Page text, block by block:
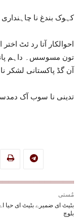
کہوک بندغ نا چاہنداری
احوالکار آتا رد ئٹ
تون مسوسس۔ داہم
آن گڈ پاکستانی لشکر
تدینی نا سوب آک
مُستی
بٹیٹ ای ضمیرے بٹیٹ ای حیا
بلوچ